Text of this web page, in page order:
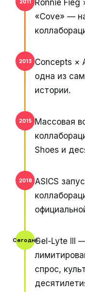
Ronnie Fieg
«Cove» —
2013 Concepts ×
одна из
истории.
2015 Массовая
Shoes и
2018 ASICS
СегодняGel-Lyte III
спрос,